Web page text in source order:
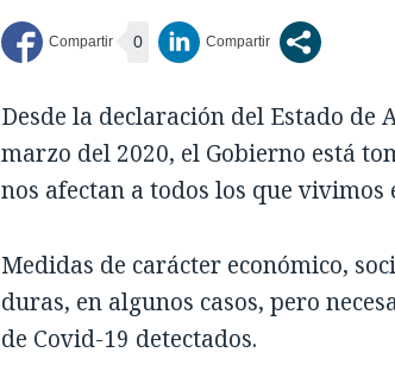
0
Desde la declaración del Estado de
marzo del 2020, el Gobierno está
nos afectan a todos los que vivimos
Medidas de carácter económico,
duras, en algunos casos, pero
de Covid-19 detectados.